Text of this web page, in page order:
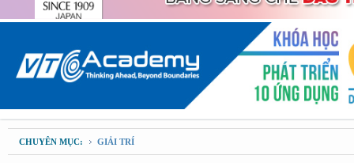
CHUYÊN MỤC: GIẢI TRÍ